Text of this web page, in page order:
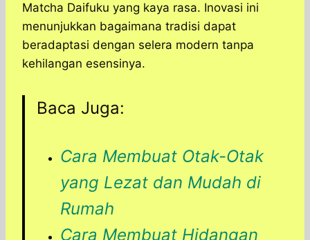
Matcha Daifuku yang kaya rasa. Inovasi ini
menunjukkan bagaimana tradisi dapat
beradaptasi dengan selera modern tanpa
kehilangan esensinya.
Baca Juga:
Cara Membuat Otak-Otak
yang Lezat dan Mudah di
Rumah
Cara Membuat Hidangan